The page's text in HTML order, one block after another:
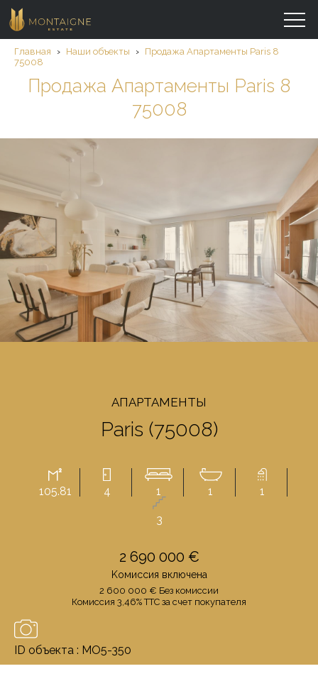
AПАРТАМЕНТЫ
Paris (75008)
105.81 4 1 1 1
3
2 690 000 €
Kомиссия включенa
2 600 000 € Бeз комиссии
Комиссия 3,46% TTC за счет покупателя
ID объекта : MO5-350
Главная › Наши объекты › Продажа Aпартаменты Paris 8
75008
Продажа Aпартаменты Paris 8
75008